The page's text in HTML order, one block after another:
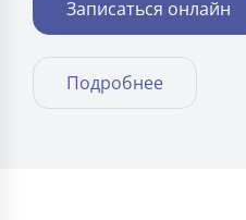
Записаться онлайн
Подробнее